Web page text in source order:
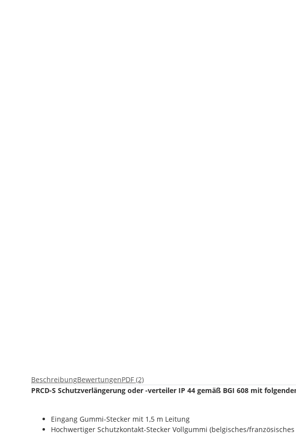
BeschreibungBewertungenPDF (2)
PRCD-S Schutzverlängerung oder -verteiler IP 44 gemäß BGI 608 mit
Eingang Gummi-Stecker mit 1,5 m Leitung
Hochwertiger Schutzkontakt-Stecker Vollgummi (belgisches/französisches